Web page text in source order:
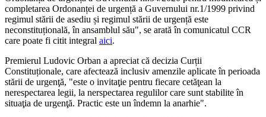
completarea Ordonanței de urgență a Guvernului nr.1/1999 privind
regimul stării de asediu și regimul stării de urgență este
neconstituțională, în ansamblul său", se arată în comunicatul CCR
care poate fi citit integral aici.
Premierul Ludovic Orban a apreciat că decizia Curții
Constituționale, care afectează inclusiv amenzile aplicate în perioada
stării de urgenţă, "este o invitaţie pentru fiecare cetăţean la
nerespectarea legii, la nerspectarea regulilor care sunt stabilite în
situaţia de urgenţă. Practic este un îndemn la anarhie".